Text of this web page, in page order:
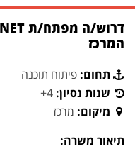
המרכז
תחום: פיתוח תוכנה
שנות נסיון: 4+
מיקום: מרכז
תיאור משרה: